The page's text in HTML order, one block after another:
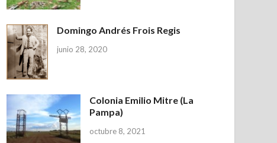
Domingo Andrés Frois Regis
junio 28, 2020
Colonia Emilio Mitre (La
Pampa)
octubre 8, 2021